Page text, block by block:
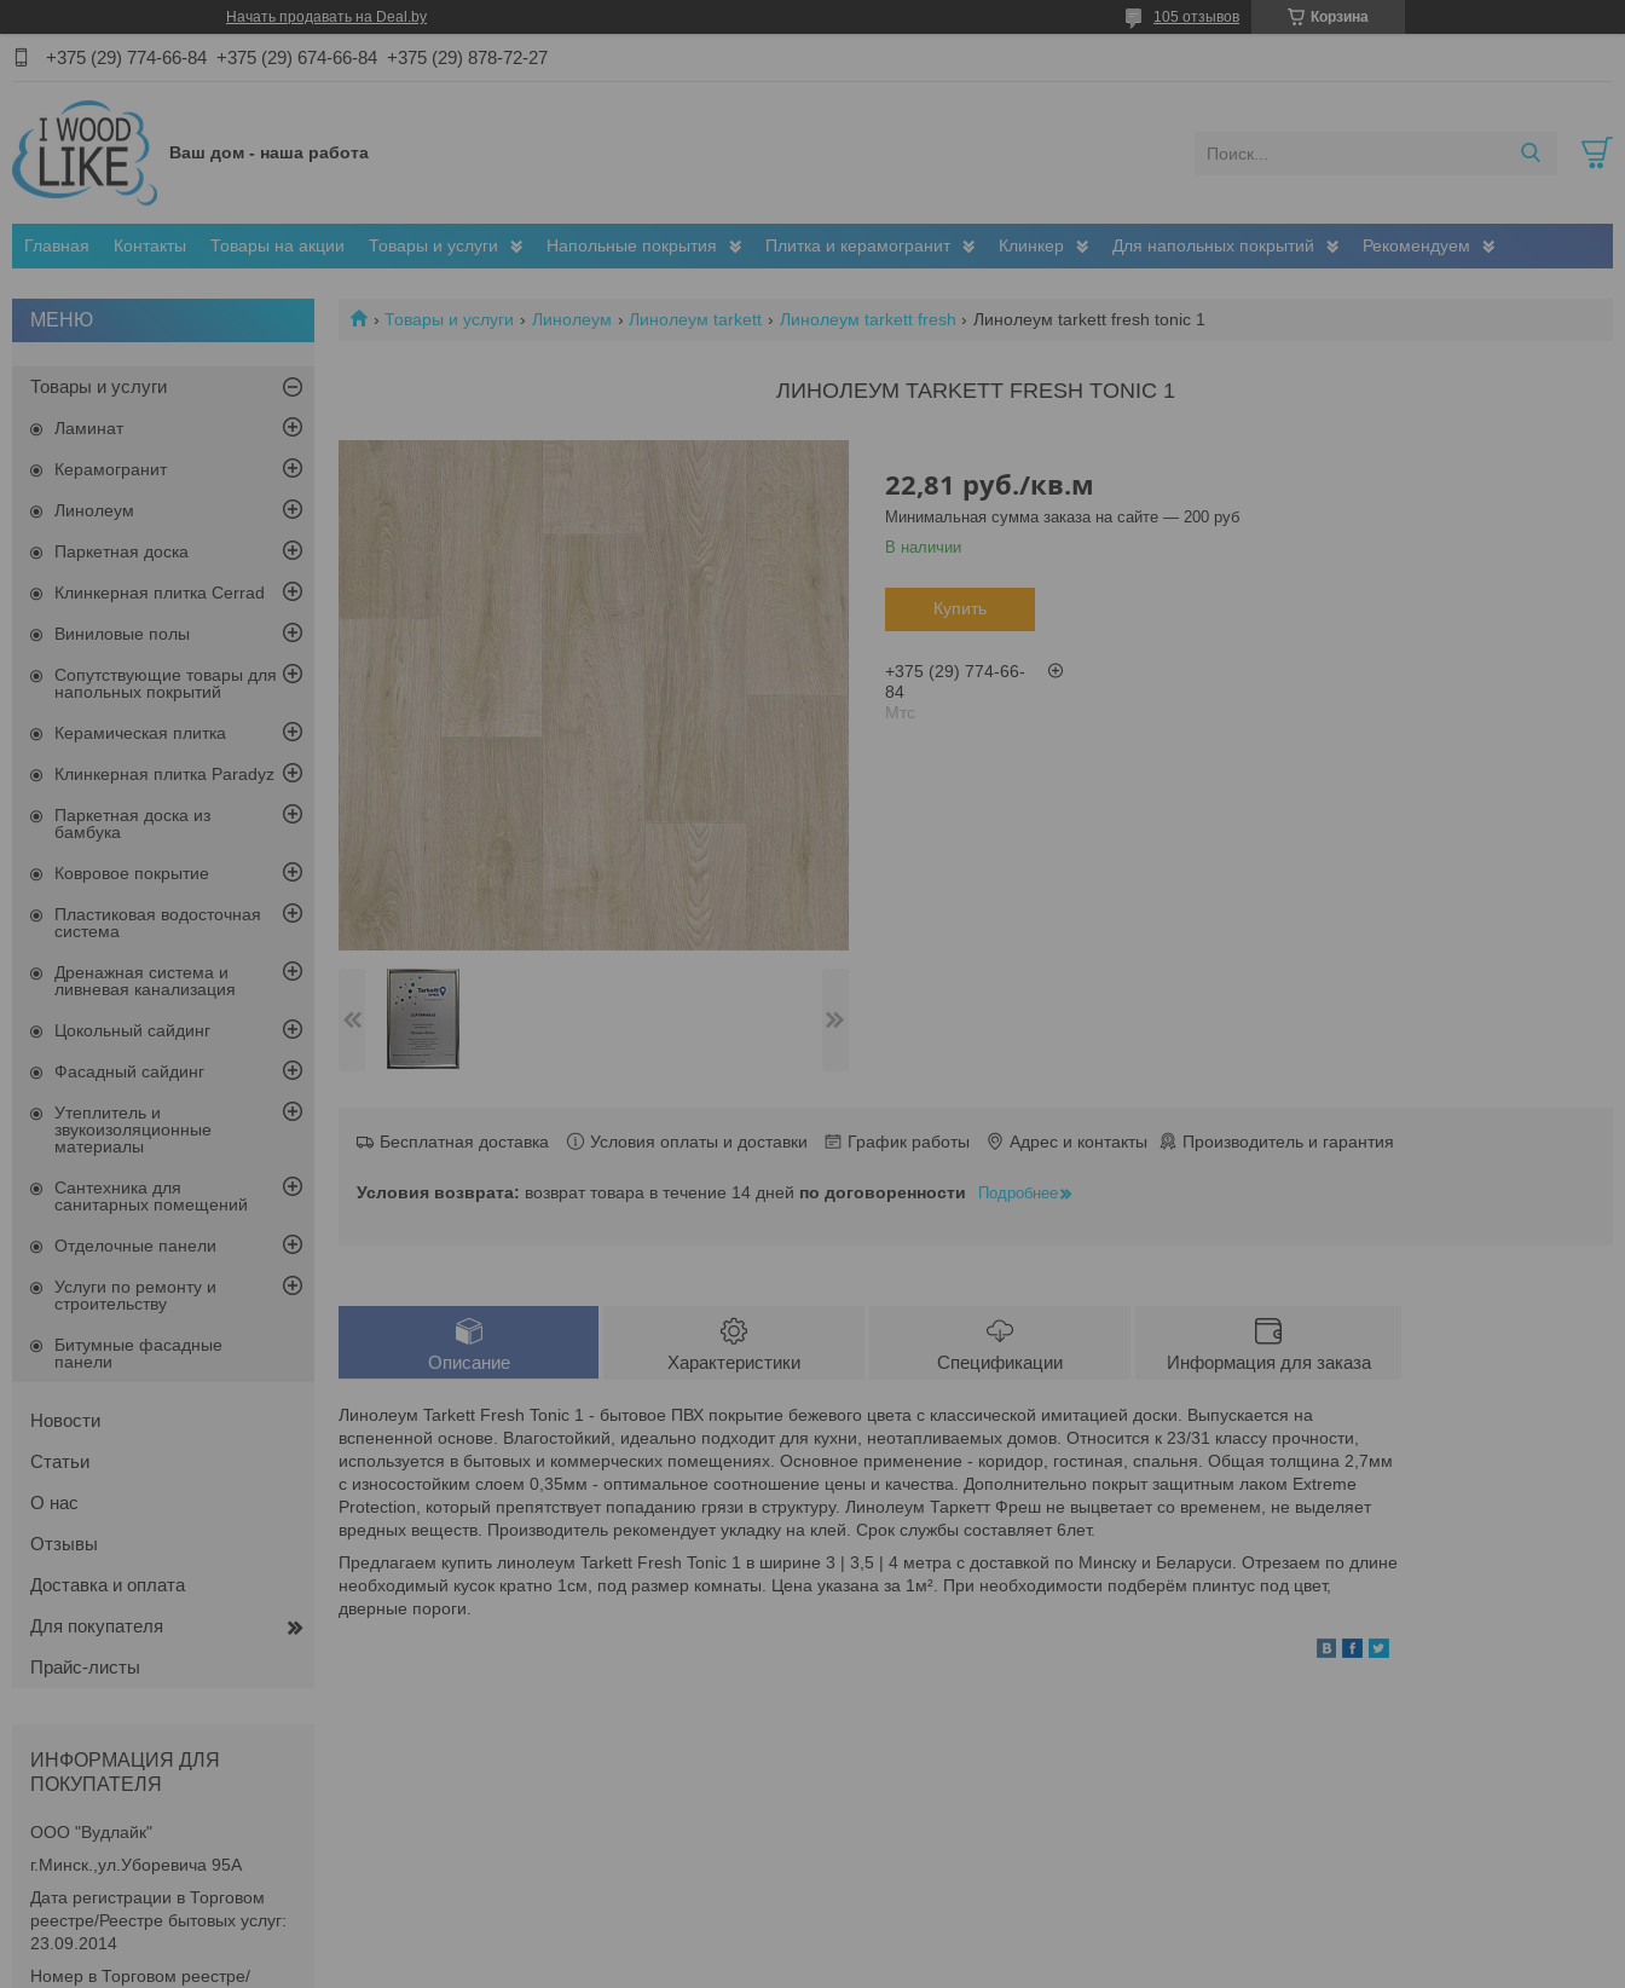
Начать продавать на Deal.by Корзина
105 отзывов
+375 (29) 774-66-84 +375 (29) 674-66-84 +375 (29) 878-72-27
Ваш дом - наша работа
Главная Контакты Товары на акции Товары и услуги Напольные покрытия Плитка и керамогранит Клинкер Для напольных покрытий Рекомендуем
Товары и услуги Линолеум Линолеум tarkett Линолеум tarkett fresh Линолеум tarkett fresh tonic 1
ЛИНОЛЕУМ TARKETT FRESH TONIC 1
22,81 руб./кв.м
Минимальная сумма заказа на сайте — 200 руб
В наличии
Купить
+375 (29) 774-66-
84
Мтс
Бесплатная доставка Условия оплаты и доставки График работы Адрес и контакты Производитель и гарантия
возврат товара в течение 14 дней по договоренности Подробнее
Описание Характеристики Спецификации Информация для заказа
Линолеум Tarkett Fresh Tonic 1 - бытовое ПВХ покрытие бежевого цвета с классической имитацией доски. Выпускается на
вспененной основе. Влагостойкий, идеально подходит для кухни, неотапливаемых домов. Относится к 23/31 классу прочности,
используется в бытовых и коммерческих помещениях. Основное применение - коридор, гостиная, спальня. Общая толщина 2,7мм
с износостойким слоем 0,35мм - оптимальное соотношение цены и качества. Дополнительно покрыт защитным лаком Extreme
Protection, который препятствует попаданию грязи в структуру. Линолеум Таркетт Фреш не выцветает со временем, не выделяет
вредных веществ. Производитель рекомендует укладку на клей. Срок службы составляет 6лет.
Предлагаем купить линолеум Tarkett Fresh Tonic 1 в ширине 3 | 3,5 | 4 метра с доставкой по Минску и Беларуси. Отрезаем по длине
необходимый кусок кратно 1см, под размер комнаты. Цена указана за 1м². При необходимости подберём плинтус под цвет,
дверные пороги.
Товары и услуги
Ламинат
Керамогранит
Линолеум
Паркетная доска
Клинкерная плитка Cerrad
Виниловые полы
Сопутствующие товары для
напольных покрытий
Керамическая плитка
Клинкерная плитка Paradyz
Паркетная доска из
бамбука
Ковровое покрытие
Пластиковая водосточная
система
Дренажная система и
ливневая канализация
Цокольный сайдинг
Фасадный сайдинг
Утеплитель и
звукоизоляционные
материалы
Сантехника для
санитарных помещений
Отделочные панели
Услуги по ремонту и
строительству
Битумные фасадные
панели
Новости
Статьи
О нас
Отзывы
Доставка и оплата
Для покупателя
Прайс-листы
ИНФОРМАЦИЯ ДЛЯ
ПОКУПАТЕЛЯ
ООО "Вудлайк"
г.Минск.,ул.Уборевича 95А
Дата регистрации в Торговом
реестре/Реестре бытовых услуг:
23.09.2014
Номер в Торговом реестре/